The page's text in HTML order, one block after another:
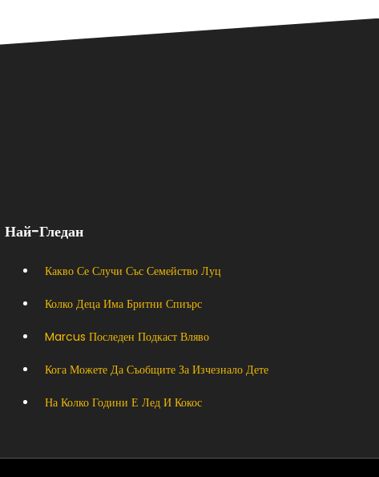
Най-Гледан
Какво Се Случи Със Семейство Луц
Колко Деца Има Бритни Спиърс
Marcus Последен Подкаст Вляво
Кога Можете Да Съобщите За Изчезнало Дете
На Колко Години Е Лед И Кокос